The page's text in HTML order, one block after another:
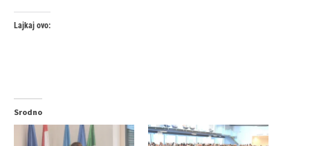
Lajkaj ovo:
Srodno